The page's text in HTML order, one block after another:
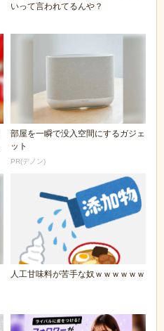
いって言われてるんや？
部屋を一瞬で没入空間にするガジェ
ット
PR(デノン)
人工甘味料が苦手な奴ｗｗｗｗｗｗ